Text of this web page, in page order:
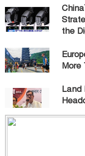
the
More
Land